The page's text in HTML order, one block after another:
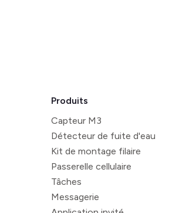
Produits
Capteur M3
Détecteur de fuite d'eau
Kit de montage filaire
Passerelle cellulaire
Tâches
Messagerie